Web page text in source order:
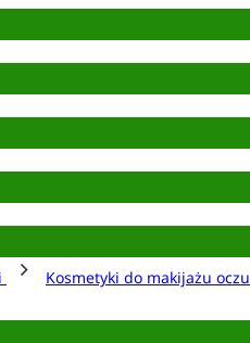
Kosmetyki do makijażu oczu